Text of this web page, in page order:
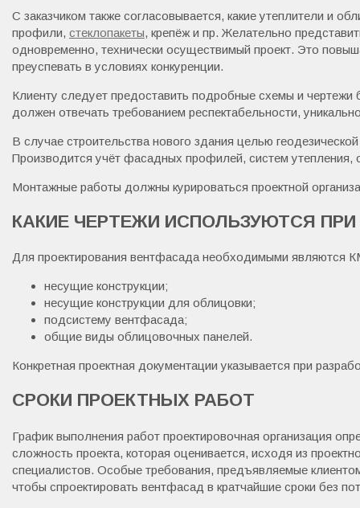
С заказчиком также согласовывается, какие утеплители и
профили, стеклопакеты, крепёж и пр. Желательно
одновременно, технически осуществимый проект. Это
преуспевать в условиях конкуренции.
Клиенту следует предоставить подробные схемы и
должен отвечать требованием респектабельности,
В случае строительства нового здания целью
Производится учёт фасадных профилей, систем
Монтажные работы должны курироваться проектной
КАКИЕ ЧЕРТЕЖИ ИСПОЛЬЗУЮТСЯ
Для проектирования вентфасада необходимыми являются
несущие конструкции;
несущие конструкции для облицовки;
подсистему вентфасада;
общие виды облицовочных панелей.
Конкретная проектная документации указывается при
СРОКИ ПРОЕКТНЫХ РАБОТ
График выполнения работ проектировочная организация
сложность проекта, которая оценивается, исходя из
специалистов. Особые требования, предъявляемые
чтобы спроектировать вентфасад в кратчайшие сроки без